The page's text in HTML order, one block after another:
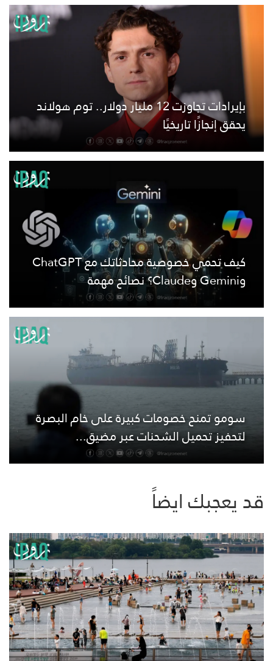
بإيرادات تجاوزت 12 مليار دولار.. توم هولاند
يحقق إنجازًا تاريخيًا
كيف تحمي خصوصية محادثاتك مع ChatGPT
وGemini وClaude؟ نصائح مهمة
سومو تمنح خصومات كبيرة على خام البصرة
لتحفيز تحميل الشحنات عبر مضيق...
قد يعجبك ايضاً